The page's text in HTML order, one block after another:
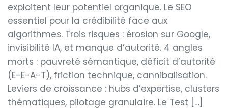
exploitent leur potentiel organique. Le SEO
essentiel pour la crédibilité face aux
algorithmes. Trois risques : érosion sur Google,
invisibilité IA, et manque d’autorité. 4 angles
morts : pauvreté sémantique, déficit d’autorité
(E-E-A-T), friction technique, cannibalisation.
Leviers de croissance : hubs d’expertise, clusters
thématiques, pilotage granulaire. Le Test […]